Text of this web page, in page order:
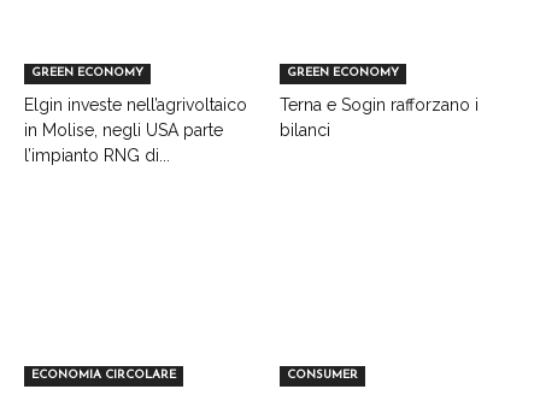
GREEN ECONOMY
Elgin investe nell’agrivoltaico
in Molise, negli USA parte
l’impianto RNG di...
GREEN ECONOMY
Terna e Sogin rafforzano i
bilanci
ECONOMIA CIRCOLARE CONSUMER